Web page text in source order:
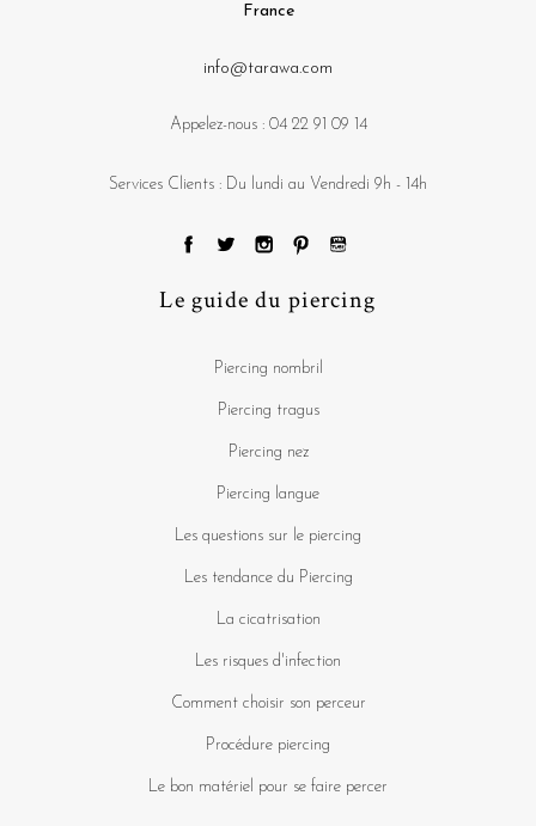
France
info@tarawa.com
Appelez-nous : 04 22 91 09 14
Services Clients : Du lundi au Vendredi 9h - 14h
Le guide du piercing
Piercing nombril
Piercing tragus
Piercing nez
Piercing langue
Les questions sur le piercing
Les tendance du Piercing
La cicatrisation
Les risques d'infection
Comment choisir son perceur
Procédure piercing
Le bon matériel pour se faire percer